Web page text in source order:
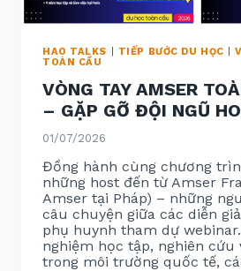
HAO TALKS TIẾP BƯỚC DU HỌC |
TOÀN CẦU
VÒNG TAY AMSER
– GẶP GỠ ĐỘI NGŨ
01/07/2026
Đồng hành cùng chương
những host đến từ Amser
Amser tại Pháp) – những
câu chuyện giữa các diễn
phụ huynh tham dự
nghiệm học tập, nghiên cứu
trong môi trường quốc tế,